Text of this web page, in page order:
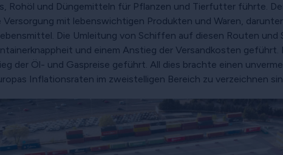
Rohöl und Düngemitteln für Pflanzen und Tierfutter führte.
mit lebenswichtigen Produkten und Waren,
Die Umleitung von Schiffen auf diesen Routen und
und einem Anstieg der Versandkosten geführt.
der Öl- und Gaspreise geführt. All dies brachte einen
Inflationsraten im zweistelligen Bereich zu verzeichnen